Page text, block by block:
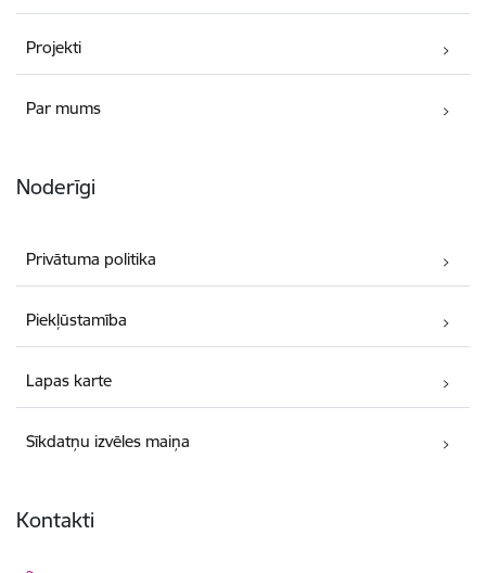
Projekti
Par mums
Noderīgi
Privātuma politika
Piekļūstamība
Lapas karte
Sīkdatņu izvēles maiņa
Kontakti